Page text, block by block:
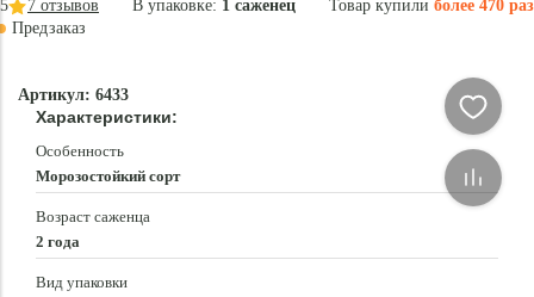
В упаковке: 1 саженец Товар купили более 470 раз
5 7 отзывов
Предзаказ
Артикул: 6433
Характеристики:
Особенность
Морозостойкий сорт
Возраст саженца
2 года
Вид упаковки